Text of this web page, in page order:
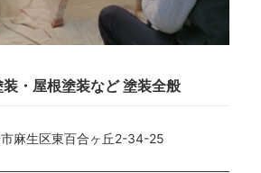
・屋根塗装など 塗装全般
市麻生区東百合ヶ丘2-34-25